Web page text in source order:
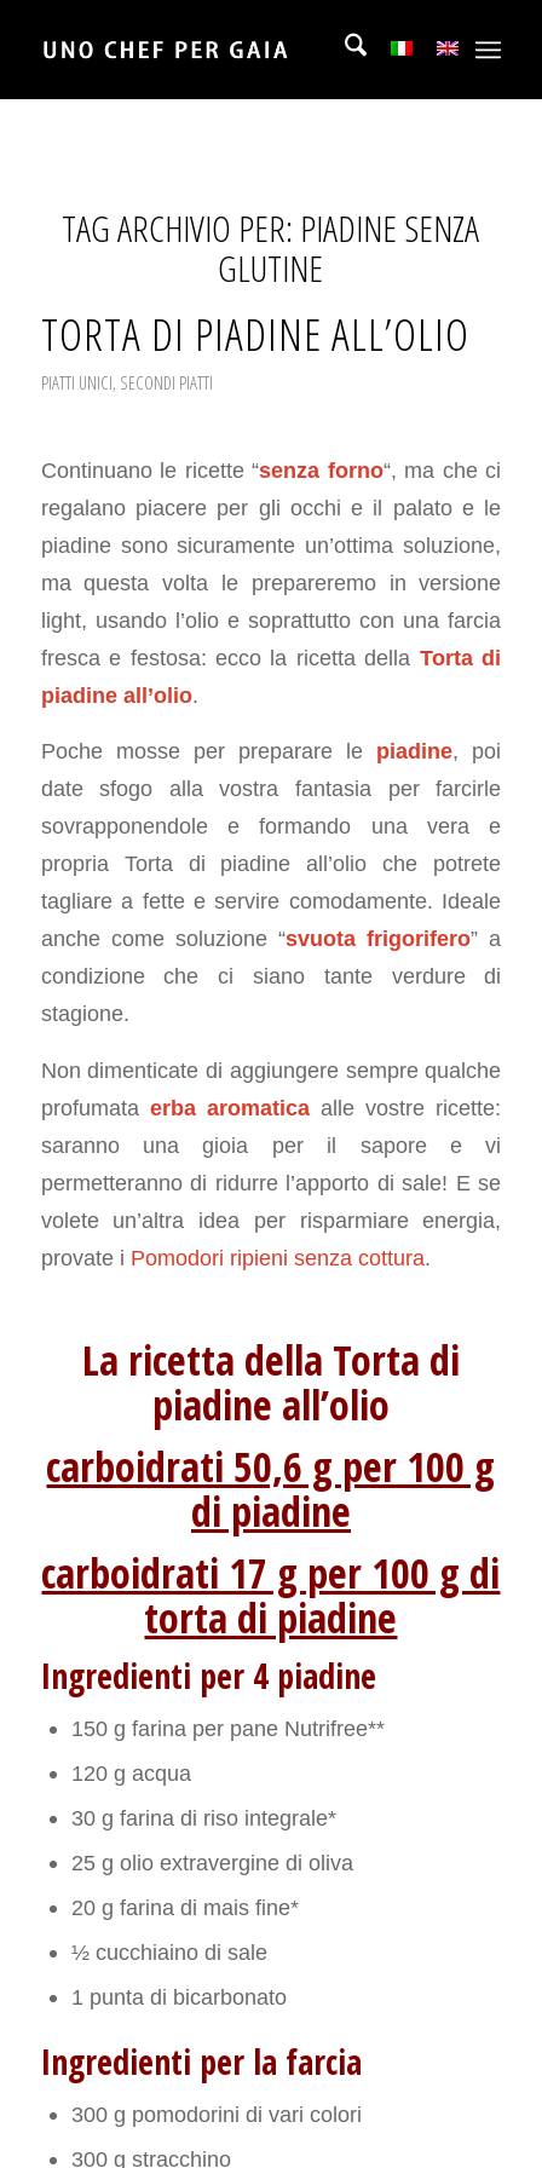
TAG ARCHIVIO PER: PIADINE SENZA
GLUTINE
TORTA DI PIADINE ALL’OLIO
PIATTI UNICI, SECONDI PIATTI
Continuano le ricette “senza forno“, ma che ci
regalano piacere per gli occhi e il palato e le
piadine sono sicuramente un’ottima soluzione,
ma questa volta le prepareremo in versione
light, usando l’olio e soprattutto con una farcia
fresca e festosa: ecco la ricetta della Torta di
piadine all’olio.
Poche mosse per preparare le piadine, poi
date sfogo alla vostra fantasia per farcirle
sovrapponendole e formando una vera e
propria Torta di piadine all’olio che potrete
tagliare a fette e servire comodamente. Ideale
anche come soluzione “svuota frigorifero” a
condizione che ci siano tante verdure di
stagione.
Non dimenticate di aggiungere sempre qualche
profumata erba aromaticaalle vostre ricette:
saranno una gioia per il sapore e vi
permetteranno di ridurre l’apporto di sale! E se
volete un’altra idea per risparmiare energia,
provate i Pomodori ripieni senza cottura.
La ricetta della Torta di
piadine all’olio
carboidrati 50,6 g per 100 g
di piadine
carboidrati 17 g per 100 g di
torta di piadine
Ingredienti per 4 piadine
150 g farina per pane Nutrifree**
120 g acqua
30 g farina di riso integrale*
25 g olio extravergine di oliva
20 g farina di mais fine*
½ cucchiaino di sale
1 punta di bicarbonato
Ingredienti per la farcia
300 g pomodorini di vari colori
300 g stracchino